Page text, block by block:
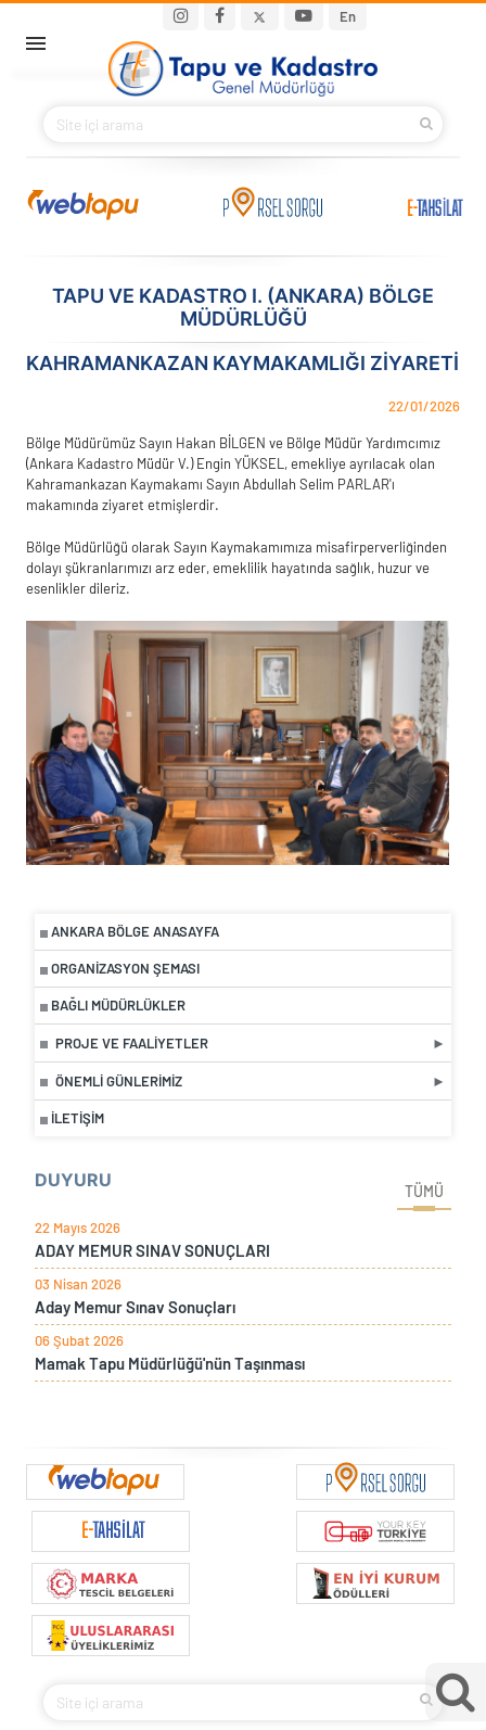
En
Main navigation
BAKANIMIZ
KURUMSAL
İLETIŞIM
TAPU VE KADASTRO I. (ANKARA) BÖLGE
MÜDÜRLÜĞÜ
ANKARA BÖLGE ANASAYFA
ORGANIZASYON ŞEMASI
BAĞLI MÜDÜRLÜKLER
PROJE VE FAALIYETLER
ÖNEMLI GÜNLERIMIZ
İLETIŞIM
DUYURU
TÜMÜ
22 Mayıs 2026
ADAY MEMUR SINAV SONUÇLARI
03 Nisan 2026
Aday Memur Sınav Sonuçları
06 Şubat 2026
Mamak Tapu Müdürlüğü'nün Taşınması
KAHRAMANKAZAN KAYMAKAMLIĞI ZIYARETI
22/01/2026
Bölge Müdürümüz Sayın Hakan BİLGEN ve Bölge Müdür Yardımcımız
(Ankara Kadastro Müdür V.) Engin YÜKSEL, emekliye ayrılacak olan
Kahramankazan Kaymakamı Sayın Abdullah Selim PARLAR'ı
makamında ziyaret etmişlerdir.
Bölge Müdürlüğü olarak Sayın Kaymakamımıza misafirperverliğinden
dolayı şükranlarımızı arz eder, emeklilik hayatında sağlık, huzur ve
esenlikler dileriz.